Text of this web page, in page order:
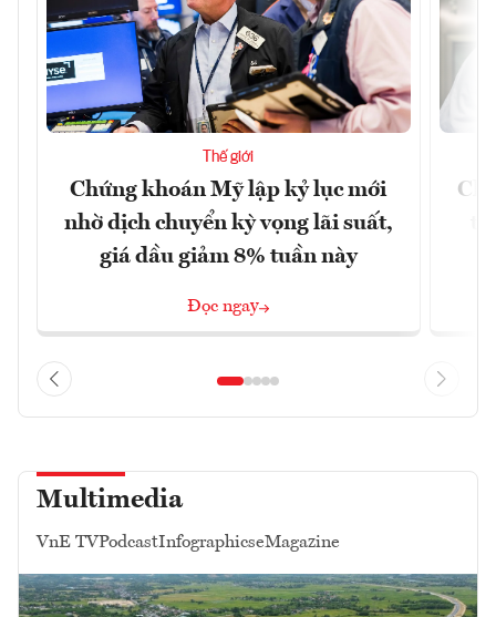
Thế giới
Chứng khoán Mỹ lập kỷ lục mới
nhờ dịch chuyển kỳ vọng lãi suất,
giá dầu giảm 8% tuần này
Đọc ngay
Multimedia
VnE TVPodcastInfographicseMagazine